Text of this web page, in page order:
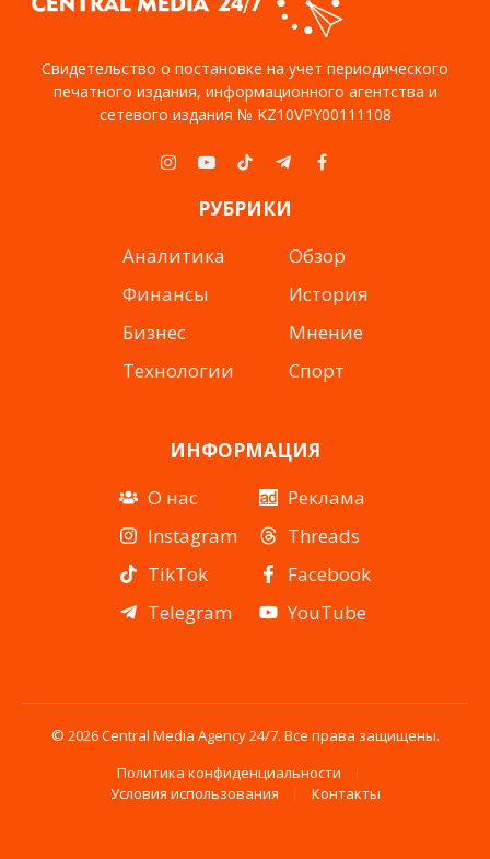
Свидетельство о постановке на учет периодического
печатного издания, информационного агентства и
сетевого издания № KZ10VPY00111108
Instagram
YouTubeTikTokTelegramFacebook
РУБРИКИ
Аналитика
Финансы
Бизнес
Технологии
Обзор
История
Мнение
Спорт
ИНФОРМАЦИЯ
О нас
Instagram
TikTok
Telegram
Реклама
Threads
Facebook
YouTube
© 2026 Central Media Agency 24/7. Все права защищены.
Политика конфиденциальности
Условия использования
Контакты